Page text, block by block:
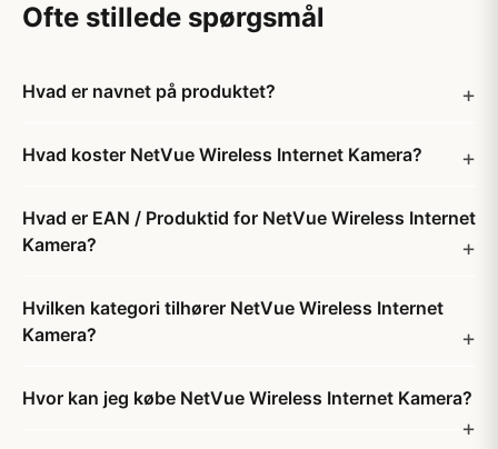
Ofte stillede spørgsmål
Hvad er navnet på produktet?
Hvad koster NetVue Wireless Internet Kamera?
Hvad er EAN / Produktid for NetVue Wireless Internet
Kamera?
Hvilken kategori tilhører NetVue Wireless Internet
Kamera?
Hvor kan jeg købe NetVue Wireless Internet Kamera?